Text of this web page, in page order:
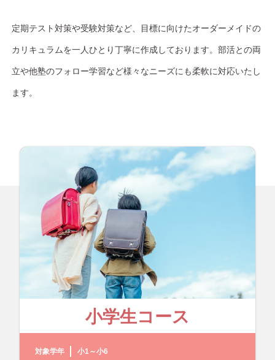
定期テスト対策や受験対策など、目標に向けたオーダーメイドの
カリキュラムを一人ひとり丁寧に作成しております。部活との両
立や他塾のフォロー学習など様々なニーズにも柔軟に対応いたし
ます。
小学生コース
対象学年 小1～小6